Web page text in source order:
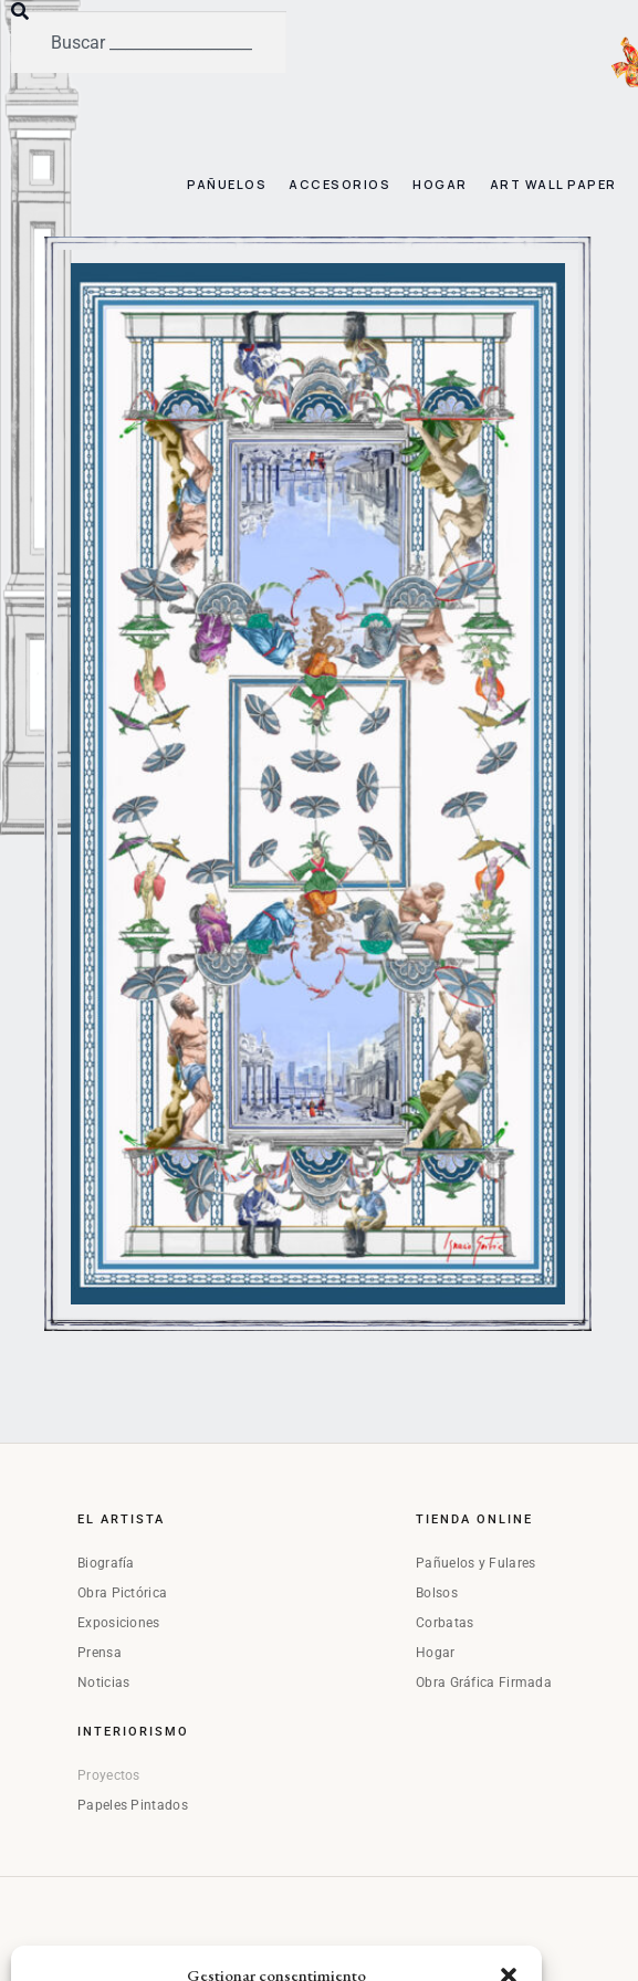
Gestionar consentimiento
PAÑUELOS ACCESORIOS HOGAR ART WALL PAPER
EL ARTISTA
Biografía
Obra Pictórica
Exposiciones
Prensa
Noticias
INTERIORISMO
Proyectos
Papeles Pintados
TIENDA ONLINE
Pañuelos y Fulares
Bolsos
Corbatas
Hogar
Obra Gráfica Firmada